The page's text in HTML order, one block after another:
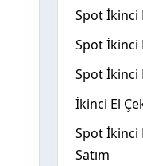
Spot İkinci
Spot İkinci
Spot İkinci
İkinci El
Spot İkinci
Satım